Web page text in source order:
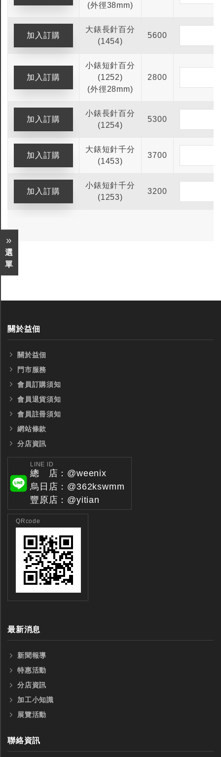
選
單
台製WEENIX四刃全鎢鋼銑刀
(外徑38mm)
大錶長針百分
(1454)
5600
小錶短針百分
(1252)
(外徑28mm)
2800
小錶長針百分
(1254)
5300
大錶短針千分
(1453)
3700
小錶短針千分
(1253)
3200
關於益佃
關於益佃
門市服務
會員訂購須知
會員退貨須知
會員註冊須知
網站條款
分店資訊
LINE ID
總 店：@weenix
烏日店：@362kswmm
豐原店：@yitian
QRcode
最新消息
新聞報導
特惠活動
分店資訊
加工小知識
展覽活動
聯絡資訊